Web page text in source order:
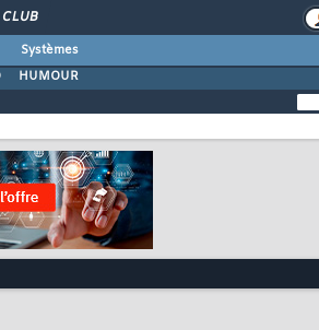
CLUB
Systèmes
HUMOUR